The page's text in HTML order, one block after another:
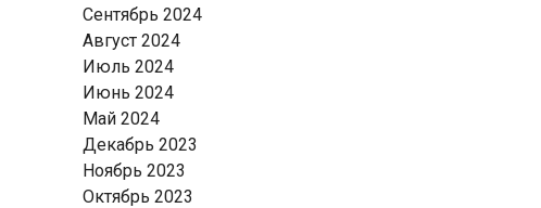
Сентябрь 2024
Август 2024
Июль 2024
Июнь 2024
Май 2024
Декабрь 2023
Ноябрь 2023
Октябрь 2023